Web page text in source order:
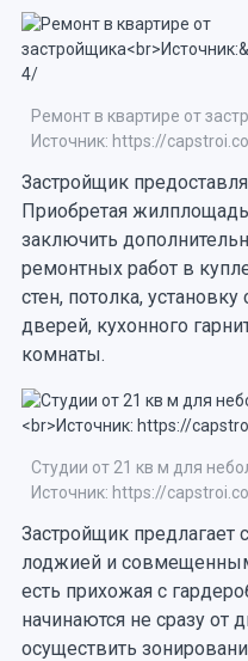
Ремонт в квартире от
Источник: https://
Застройщик
Приобретая
заключить
ремонтных работ в
стен, потолка,
дверей, кухонного
комнаты.
Студии от 21 кв м для
Источник: https://
Застройщик предлагает
лоджией и
есть прихожая с
начинаются не сразу от
осуществить